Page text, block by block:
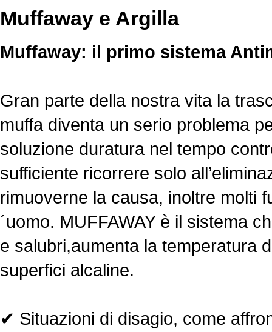
Muffaway e Argilla
Muffaway: il primo sistema
Gran parte della nostra vita la
muffa diventa un serio problema
soluzione duratura nel tempo
sufficiente ricorrere solo
rimuoverne la causa, inoltre molti
´uomo. MUFFAWAY è il sistema
e salubri,aumenta la temperatura
superfici alcaline.
✔ Situazioni di disagio, come